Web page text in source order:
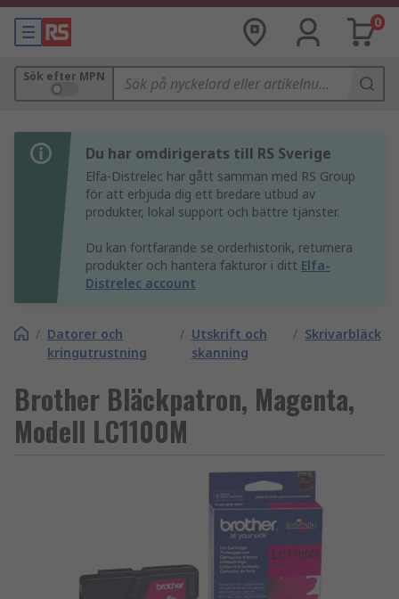
0
Sök efter MPN
Du har omdirigerats till RS Sverige
Elfa-Distrelec har gått samman med RS Group
för att erbjuda dig ett bredare utbud av
produkter, lokal support och bättre tjänster.
Du kan fortfarande se orderhistorik, returnera
produkter och hantera fakturor i ditt Elfa-
Distrelec account
/ Datorer och
kringutrustning
/ Utskrift och
skanning
/ Skrivarbläck
Brother Bläckpatron, Magenta,
Modell LC1100M